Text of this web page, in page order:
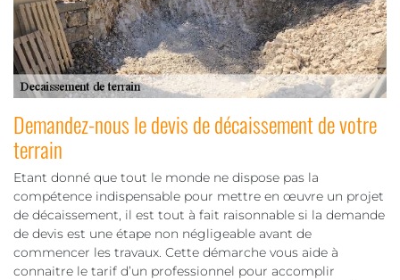
Demandez-nous le devis de décaissement de votre
terrain
Etant donné que tout le monde ne dispose pas la
compétence indispensable pour mettre en œuvre un projet
de décaissement, il est tout à fait raisonnable si la demande
de devis est une étape non négligeable avant de
commencer les travaux. Cette démarche vous aide à
connaitre le tarif d’un professionnel pour accomplir